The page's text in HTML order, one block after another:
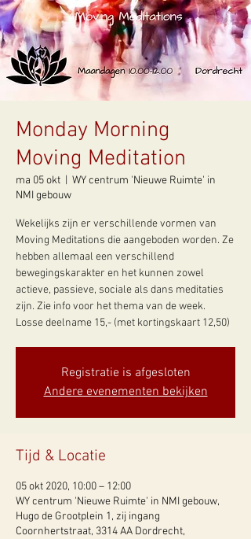
Monday Morning
Moving Meditation
ma 05 okt
WY centrum 'Nieuwe Ruimte' in
NMI gebouw
Wekelijks zijn er verschillende vormen van
Moving Meditations die aangeboden worden. Ze
hebben allemaal een verschillend
bewegingskarakter en het kunnen zowel
actieve, passieve, sociale als dans meditaties
zijn. Zie info voor het thema van de week.
Losse deelname 15,- (met kortingskaart 12,50)
Registratie is afgesloten
Andere evenementen bekijken
Tijd & Locatie
05 okt 2020, 10:00 – 12:00
WY centrum 'Nieuwe Ruimte' in NMI gebouw,
Hugo de Grootplein 1, zij ingang
Coornhertstraat, 3314 AA Dordrecht,